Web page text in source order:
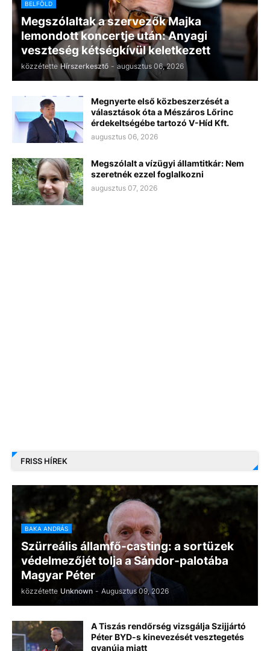
BELFÖLD
Megszólaltak a szervezők Majka
lemondott koncertje után: Anyagi
veszteség kétségkívül keletkezett
közzétette Hírszerkesztő - augusztus 06, 2026
Megnyerte első közbeszerzését a
választások óta a Mészáros Lőrinc
érdekeltségébe tartozó V-Híd Kft.
augusztus 06, 2026
Megszólalt a vízügyi államtitkár: Nem
szeretnék ezzel foglalkozni
augusztus 07, 2026
FRISS HÍREK
BAKA ANDRÁS
Szürreális államfő-casting: a sortüzek
védelmezőjét tolja a Sándor-palotába
Magyar Péter
közzétette Unknown - Augusztus 09, 2026
A Tiszás rendőrség vizsgálja Szijjártó
Péter BYD-s kinevezését vesztegetés
gyanúja miatt